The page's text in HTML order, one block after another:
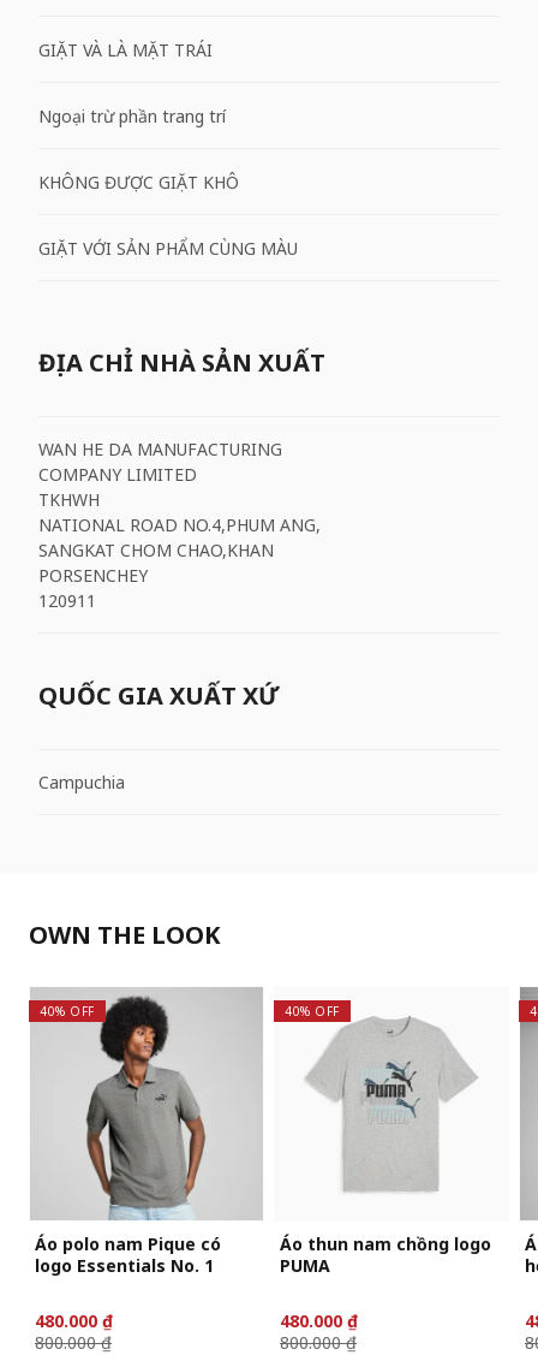
GIẶT VÀ LÀ MẶT TRÁI
Ngoại trừ phần trang trí
KHÔNG ĐƯỢC GIẶT KHÔ
GIẶT VỚI SẢN PHẨM CÙNG MÀU
ĐỊA CHỈ NHÀ SẢN XUẤT
WAN HE DA MANUFACTURING
COMPANY LIMITED
TKHWH
NATIONAL ROAD NO.4,PHUM ANG,
SANGKAT CHOM CHAO,KHAN
PORSENCHEY
120911
QUỐC GIA XUẤT XỨ
Campuchia
OWN THE LOOK
40% OFF
Áo polo nam Pique có
logo Essentials No. 1
480.000 ₫
800.000 ₫
40% OFF
Áo thun nam chồng logo
PUMA
480.000 ₫
800.000 ₫